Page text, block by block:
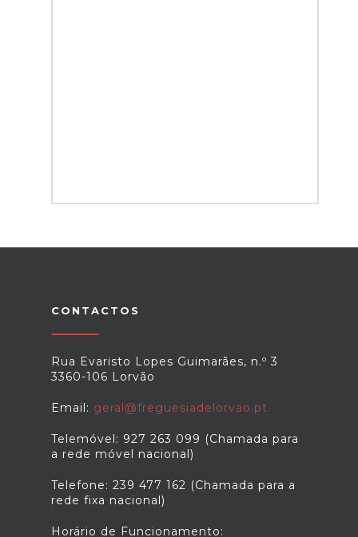
CONTACTOS
Rua Evaristo Lopes Guimarães, n.º 3
3360-106 Lorvão
Email: geral@freguesiadelorvao.pt
Telemóvel: 927 263 099 (Chamada para
a rede móvel nacional)
Telefone: 239 477 162 (Chamada para a
rede fixa nacional)
Horário de Funcionamento: